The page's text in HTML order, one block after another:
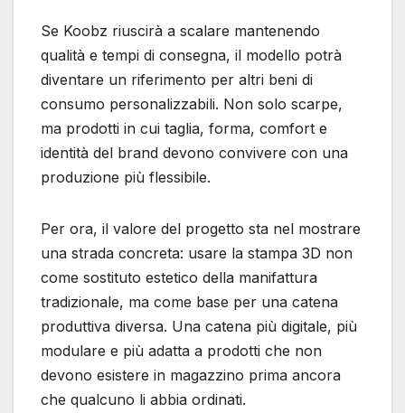
Se Koobz riuscirà a scalare mantenendo
qualità e tempi di consegna, il modello potrà
diventare un riferimento per altri beni di
consumo personalizzabili. Non solo scarpe,
ma prodotti in cui taglia, forma, comfort e
identità del brand devono convivere con una
produzione più flessibile.
Per ora, il valore del progetto sta nel mostrare
una strada concreta: usare la stampa 3D non
come sostituto estetico della manifattura
tradizionale, ma come base per una catena
produttiva diversa. Una catena più digitale, più
modulare e più adatta a prodotti che non
devono esistere in magazzino prima ancora
che qualcuno li abbia ordinati.